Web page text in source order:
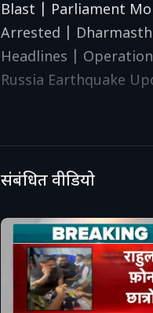
Blast | Parliament
Arrested |
Headlines |
Russia Earthquake
संबंधित वीडियो